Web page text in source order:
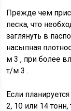
Прежде чем
песка, что
заглянуть в
насыпная
м 3 , при более
т/м 3 .
Если
2, 10 или 14